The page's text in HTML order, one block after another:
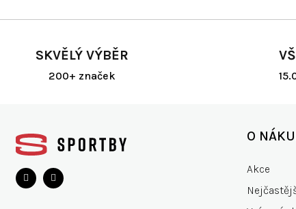
SKVĚLÝ VÝBĚR
200+ značek
O
Akce